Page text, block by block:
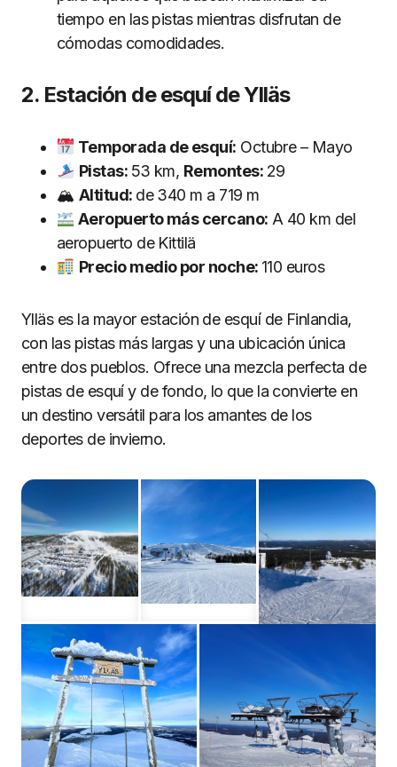
tiempo en las pistas mientras disfrutan de
cómodas comodidades.
2. Estación de esquí de Ylläs
Temporada de esquí: Octubre – Mayo
Pistas: 53 km, Remontes: 29
🏔 Altitud: de 340 m a 719 m
Aeropuerto más cercano: A 40 km del
aeropuerto de Kittilä
Precio medio por noche: 110 euros
Ylläs es la mayor estación de esquí de Finlandia,
con las pistas más largas y una ubicación única
entre dos pueblos. Ofrece una mezcla perfecta de
pistas de esquí y de fondo, lo que la convierte en
un destino versátil para los amantes de los
deportes de invierno.